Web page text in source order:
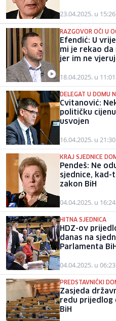
23.04.2025. u 15:26
RAZGOVOR OČI U
Efendić: U
mi je rekao da
jer im ne
18.04.2025. u 11:01
DELEGAT U DOMU
Cvitanović:
političku
usvojen
16.04.2025. u 21:30
KRAJ SJEDNICE
Pendeš: Ne
sjednice, kad-
zakon BiH
04.04.2025. u 16:24
HITNA SJEDNICA
HDZ-ov
danas na
Parlamenta BiH
04.04.2025. u 06:23
PREDSTAVNIČKI
Zasjeda
redu prijedlog
BiH